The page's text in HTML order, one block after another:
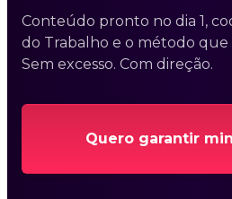
Conteúdo pronto no dia 1,
do Trabalho e o método
Sem excesso. Com direção.
Quero garantir